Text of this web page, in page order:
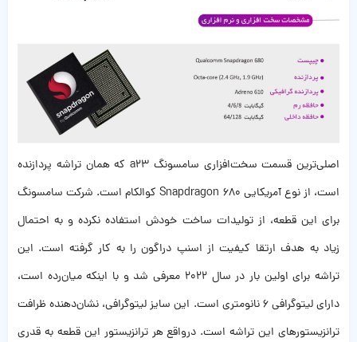
اصلی‌ترین قسمت سخت‌افزاری سامسونگ a23 که همان تراشه پردازنده
است، از نوع آمریکایی Snapdragon 680 کوالکام است. شرکت سامسونگ
برای این قطعه، از تولیدات ساخت خودش استفاده نکرده و به احتمال
زیاد به هدف ارتقا کیفیت از اسنپ دراگون را به کار گرفته است. این
تراشه برای اولین بار در سال 2022 معرفی شد و با اینکه میان‌رده است،
دارای لیتوگرافی 6 نانومتری است. این سایز لیتوگرافی، نشان‌دهنده ظرافت
ترانزیستورهای این تراشه است. درواقع هر ترانزیستور این قطعه به قدری